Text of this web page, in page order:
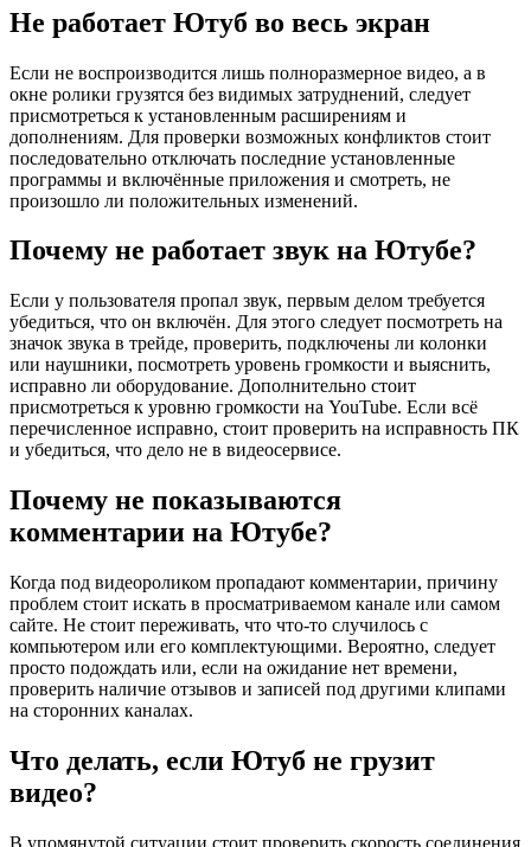
Не работает Ютуб во весь экран
Если не воспроизводится лишь полноразмерное видео, а в
окне ролики грузятся без видимых затруднений, следует
присмотреться к установленным расширениям и
дополнениям. Для проверки возможных конфликтов стоит
последовательно отключать последние установленные
программы и включённые приложения и смотреть, не
произошло ли положительных изменений.
Почему не работает звук на Ютубе?
Если у пользователя пропал звук, первым делом требуется
убедиться, что он включён. Для этого следует посмотреть на
значок звука в трейде, проверить, подключены ли колонки
или наушники, посмотреть уровень громкости и выяснить,
исправно ли оборудование. Дополнительно стоит
присмотреться к уровню громкости на YouTube. Если всё
перечисленное исправно, стоит проверить на исправность ПК
и убедиться, что дело не в видеосервисе.
Почему не показываются
комментарии на Ютубе?
Когда под видеороликом пропадают комментарии, причину
проблем стоит искать в просматриваемом канале или самом
сайте. Не стоит переживать, что что-то случилось с
компьютером или его комплектующими. Вероятно, следует
просто подождать или, если на ожидание нет времени,
проверить наличие отзывов и записей под другими клипами
на сторонних каналах.
Что делать, если Ютуб не грузит
видео?
В упомянутой ситуации стоит проверить скорость соединения